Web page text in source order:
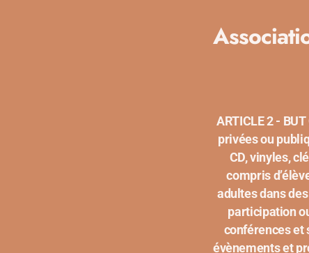
ARTICLE 2 -
privées ou
CD, vinyles,
compris
adultes dans
participation
conférences et
évènements et